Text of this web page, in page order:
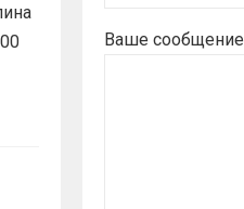
Ваше сообщение